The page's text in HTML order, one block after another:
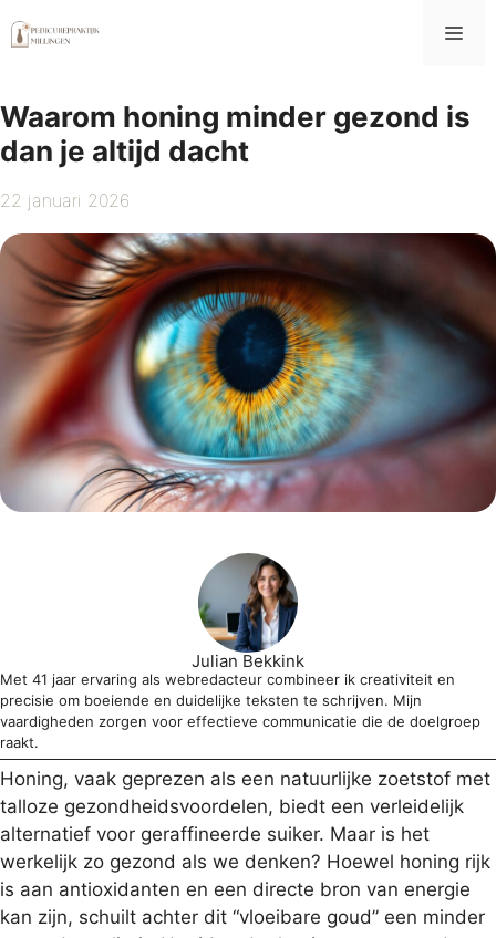
naar
Waarom honing minder gezond is
dan je altijd dacht
22 januari 2026
Julian Bekkink
Met 41 jaar ervaring als webredacteur combineer ik creativiteit en
precisie om boeiende en duidelijke teksten te schrijven. Mijn
vaardigheden zorgen voor effectieve communicatie die de doelgroep
raakt.
Honing, vaak geprezen als een natuurlijke zoetstof met
talloze gezondheidsvoordelen, biedt een verleidelijk
alternatief voor geraffineerde suiker. Maar is het
werkelijk zo gezond als we denken? Hoewel honing rijk
is aan antioxidanten en een directe bron van energie
kan zijn, schuilt achter dit “vloeibare goud” een minder